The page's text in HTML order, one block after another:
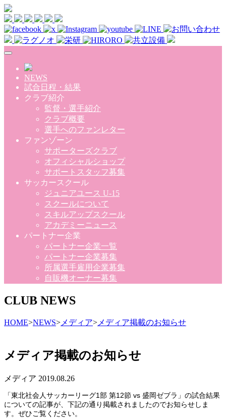
Skip to main content
NEWS
試合日程・結果
クラブ紹介
監督・選手紹介
クラブ概要
選手へのファンレター
ファンゾーン
サポーターズクラブ
オフィシャルショップ
サポートスタッフ募集
サッカースクール
ジュニアユース U-15
スクールについて
スキルアップスクール
アカデミーニュース
パートナー企業
パートナー企業一覧
パートナー企業募集
所属選手雇用企業募集
自販機オーナー募集
CLUB NEWS
HOME>NEWS> メディア> メディア掲載のお知らせ
メディア掲載のお知らせ
メディア 2019.08.26
「東北社会人サッカーリーグ1部 第12節 vs 盛岡ゼブラ」の試合結果
についての記事が、下記の通り掲載されましたのでお知らせしま
す。ぜひご覧ください。